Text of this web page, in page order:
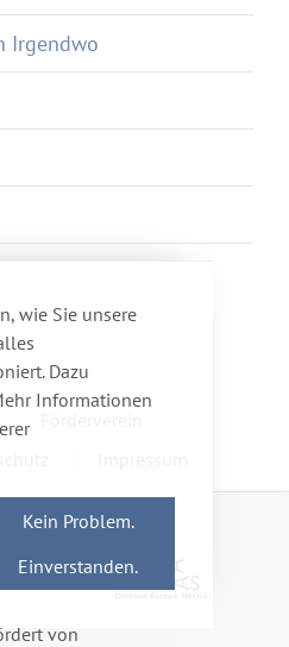
wie Sie unsere
Dazu
Informationen
Kein Problem.
Einverstanden.
Irgendwo
im Netzwerk
von